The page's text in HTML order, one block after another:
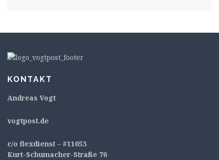
KONTAKT
Andreas Vogt
vogtpost.de
c/o flexdienst – #11053
Kurt-Schumacher-Straße 76